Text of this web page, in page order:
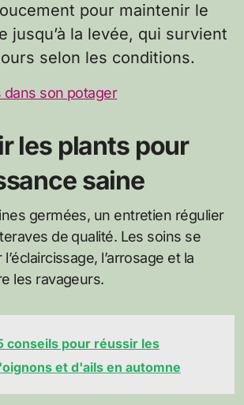
pour maintenir le
jusqu’à la levée, qui survient
selon les conditions.
les plants pour
saine
germées, un entretien régulier
de qualité. Les soins se
l’arrosage et la
les ravageurs.
conseils pour réussir les
et d'ails en automne